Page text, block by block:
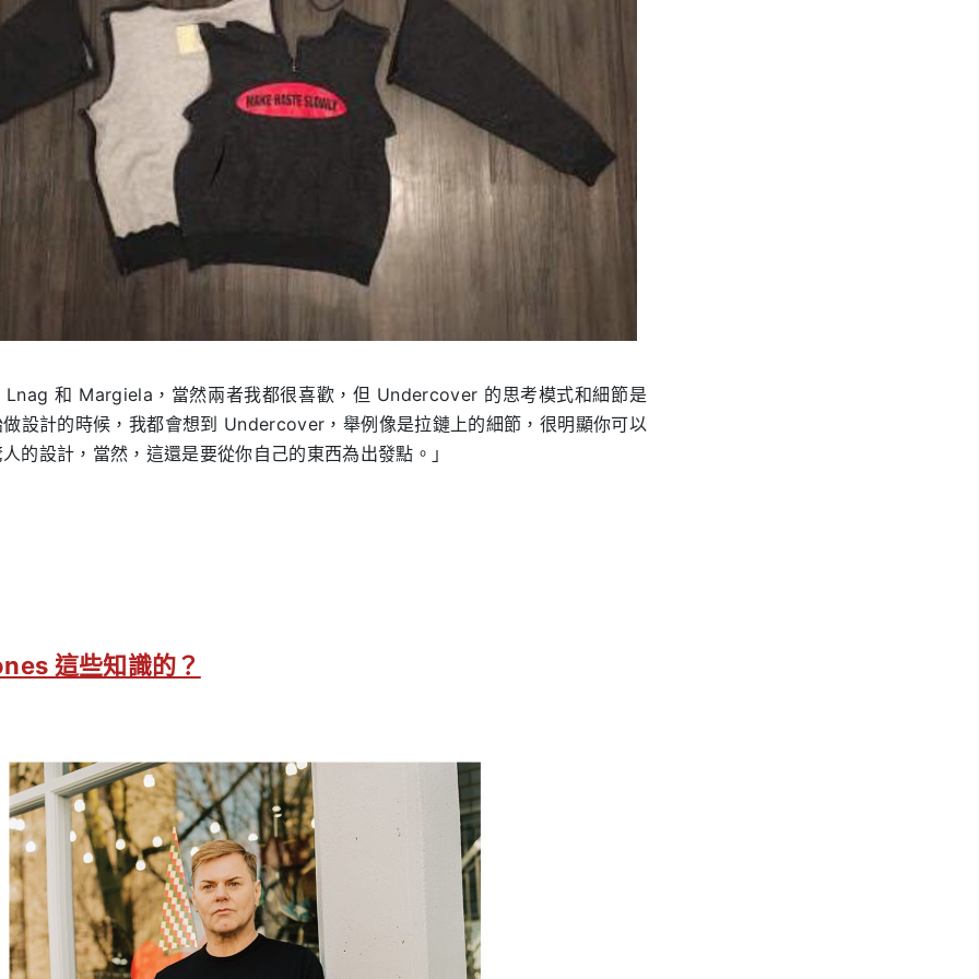
和 Margiela，當然兩者我都很喜歡，但 Undercover 的思考模式和細節是
設計的時候，我都會想到 Undercover，舉例像是拉鏈上的細節，很明顯你可以
的設計，當然，這還是要從你自己的東西為出發點。」
這些知識的？